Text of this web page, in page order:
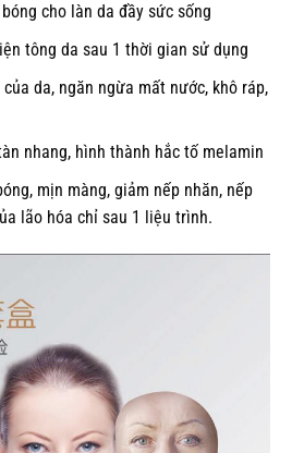
cho làn da đầy sức sống
tông da sau 1 thời gian sử dụng
da, ngăn ngừa mất nước, khô ráp,
nhang, hình thành hắc tố melamin
mịn màng, giảm nếp nhăn, nếp
lão hóa chỉ sau 1 liệu trình.